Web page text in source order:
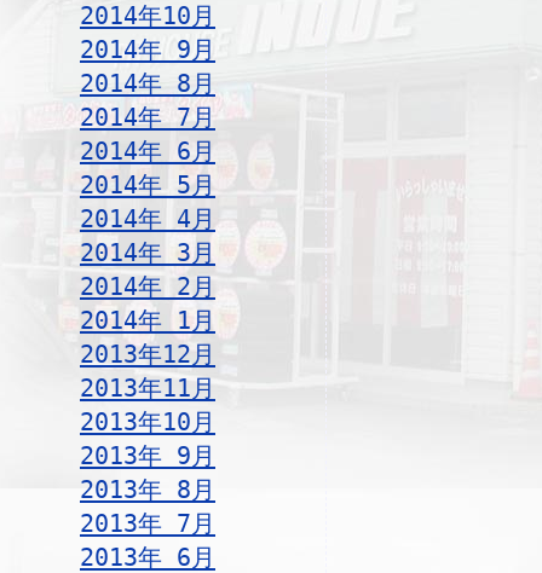
2014年10月
2014年 9月
2014年 8月
2014年 7月
2014年 6月
2014年 5月
2014年 4月
2014年 3月
2014年 2月
2014年 1月
2013年12月
2013年11月
2013年10月
2013年 9月
2013年 8月
2013年 7月
2013年 6月